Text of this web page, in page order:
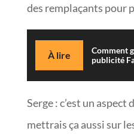
des remplaçants pour
À lire
Comment
publicité
Serge : c’est un
mettrais ça aussi sur